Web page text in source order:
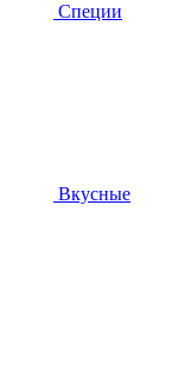
Специи
Вкусные